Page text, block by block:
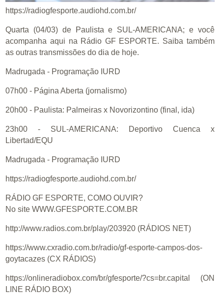
https://radiogfesporte.audiohd.com.br/
Quarta (04/03) de Paulista e SUL-AMERICANA; e você
acompanha aqui na Rádio GF ESPORTE. Saiba também
as outras transmissões do dia de hoje.
Madrugada - Programação IURD
07h00 - Página Aberta (jornalismo)
20h00 - Paulista: Palmeiras x Novorizontino (final, ida)
23h00 - SUL-AMERICANA: Deportivo Cuenca x
Libertad/EQU
Madrugada - Programação IURD
https://radiogfesporte.audiohd.com.br/
RÁDIO GF ESPORTE, COMO OUVIR?
No site WWW.GFESPORTE.COM.BR
http://www.radios.com.br/play/203920 (RÁDIOS NET)
https://www.cxradio.com.br/radio/gf-esporte-campos-dos-
goytacazes (CX RÁDIOS)
https://onlineradiobox.com/br/gfesporte/?cs=br.capital (ON
LINE RÁDIO BOX)